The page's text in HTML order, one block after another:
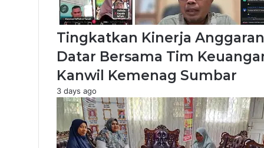
Tingkatkan Kinerja
Datar Bersama Tim
Kanwil Kemenag Sumbar
3 days ago